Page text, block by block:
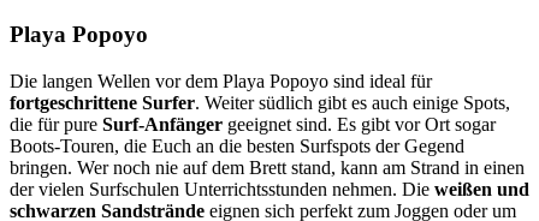
Playa Popoyo
Die langen Wellen vor dem Playa Popoyo sind ideal für
fortgeschrittene Surfer. Weiter südlich gibt es auch einige Spots,
die für pure Surf-Anfänger geeignet sind. Es gibt vor Ort sogar
Boots-Touren, die Euch an die besten Surfspots der Gegend
bringen. Wer noch nie auf dem Brett stand, kann am Strand in einen
der vielen Surfschulen Unterrichtsstunden nehmen. Die weißen und
schwarzen Sandstrände eignen sich perfekt zum Joggen oder um